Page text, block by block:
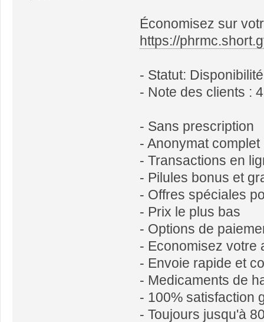
Économisez sur
https://
- Statut:
- Note des clients :
- Sans prescription
- Anonymat complet
- Transactions en
- Pilules bonus et
- Offres spéciales
- Prix le plus bas
- Options de
- Economisez votre
- Envoie rapide et
- Medicaments de
- 100% satisfaction
- Toujours jusqu'à